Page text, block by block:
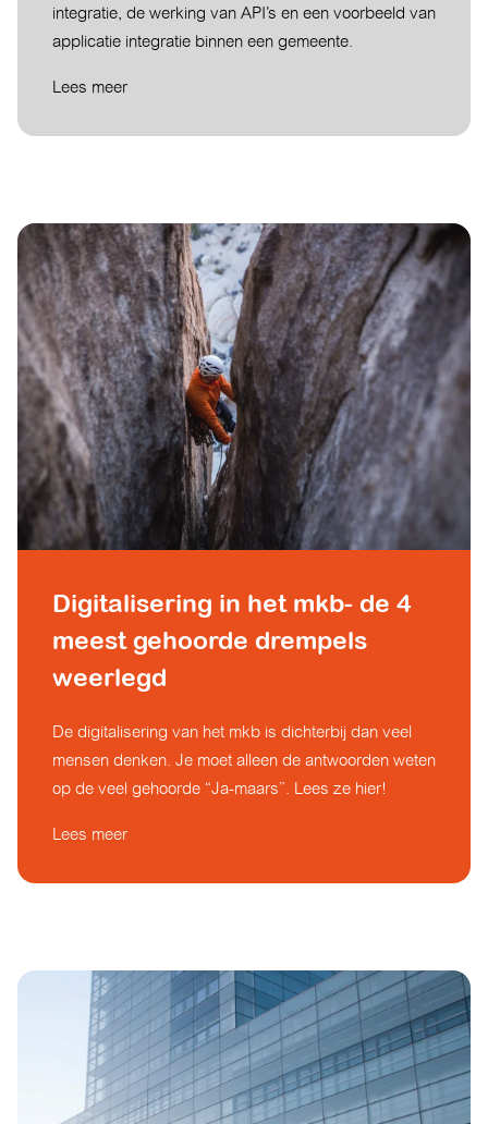
integratie, de werking van API’s en een voorbeeld van
applicatie integratie binnen een gemeente.
Lees meer
Digitalisering in het mkb- de 4
meest gehoorde drempels
weerlegd
De digitalisering van het mkb is dichterbij dan veel
mensen denken. Je moet alleen de antwoorden weten
op de veel gehoorde “Ja-maars”. Lees ze hier!
Lees meer